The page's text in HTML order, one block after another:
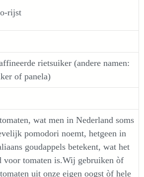
rijst
rietsuiker (andere namen:
of panela)
wat men in Nederland soms
pomodori noemt, hetgeen in
goudappels betekent, wat het
voor tomaten is.Wij gebruiken òf
uit onze eigen oogst òf hele